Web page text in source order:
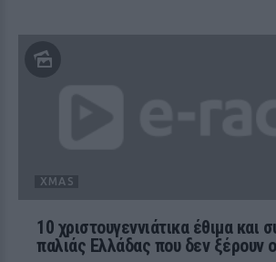
XMAS
10 χριστουγεννιάτικα έθιμα και
παλιάς Ελλάδας που δεν ξέρουν